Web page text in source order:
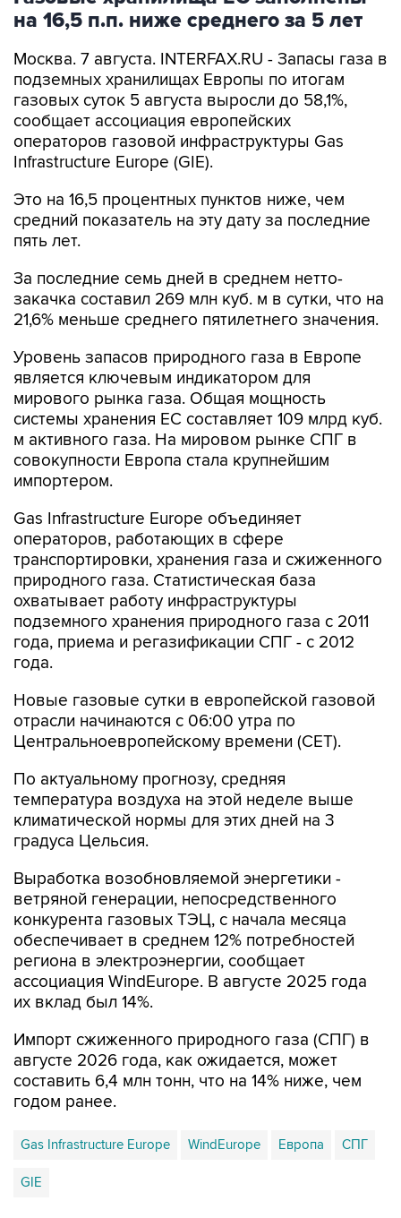
на 16,5 п.п. ниже среднего за 5 лет
Москва. 7 августа. INTERFAX.RU - Запасы газа в
подземных хранилищах Европы по итогам
газовых суток 5 августа выросли до 58,1%,
сообщает ассоциация европейских
операторов газовой инфраструктуры Gas
Infrastructure Europe (GIE).
Это на 16,5 процентных пунктов ниже, чем
средний показатель на эту дату за последние
пять лет.
За последние семь дней в среднем нетто-
закачка составил 269 млн куб. м в сутки, что на
21,6% меньше среднего пятилетнего значения.
Уровень запасов природного газа в Европе
является ключевым индикатором для
мирового рынка газа. Общая мощность
системы хранения ЕС составляет 109 млрд куб.
м активного газа. На мировом рынке СПГ в
совокупности Европа стала крупнейшим
импортером.
Gas Infrastructure Europe объединяет
операторов, работающих в сфере
транспортировки, хранения газа и сжиженного
природного газа. Статистическая база
охватывает работу инфраструктуры
подземного хранения природного газа с 2011
года, приема и регазификации СПГ - с 2012
года.
Новые газовые сутки в европейской газовой
отрасли начинаются c 06:00 утра по
Центральноевропейскому времени (CET).
По актуальному прогнозу, средняя
температура воздуха на этой неделе выше
климатической нормы для этих дней на 3
градуса Цельсия.
Выработка возобновляемой энергетики -
ветряной генерации, непосредственного
конкурента газовых ТЭЦ, с начала месяца
обеспечивает в среднем 12% потребностей
региона в электроэнергии, сообщает
ассоциация WindEurope. В августе 2025 года
их вклад был 14%.
Импорт сжиженного природного газа (СПГ) в
августе 2026 года, как ожидается, может
составить 6,4 млн тонн, что на 14% ниже, чем
годом ранее.
Gas Infrastructure Europe WindEurope Европа СПГ
GIE